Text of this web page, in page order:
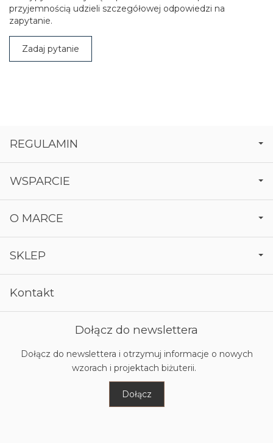
przyjemnością udzieli szczegółowej odpowiedzi na
zapytanie.
Zadaj pytanie
REGULAMIN
WSPARCIE
O MARCE
SKLEP
Kontakt
Dołącz do newslettera
Dołącz do newslettera i otrzymuj informacje o nowych
wzorach i projektach biżuterii.
Dołącz